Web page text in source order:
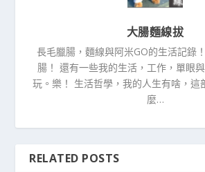
大腸麵線拔
長毛臘腸，麵線與阿米GO的生活記錄
腸！ 還有一些我的生活，工作，單眼
玩。樂！ 生活哲學，我的人生有啥，這
麼…
RELATED POSTS